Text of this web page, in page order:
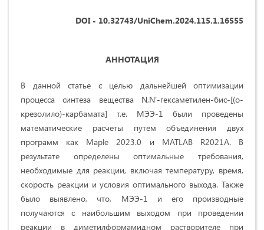
DOI - 10.32743/UniChem.2024.115.1.16555
АННОТАЦИЯ
В данной статье с целью дальнейшей оптимизации
процесса синтеза вещества N,N'-гексаметилен-бис-[(о-
крезолило)-карбамата] т.е. МЭЭ-1 были проведены
математические расчеты путем объединения двух
программ как Maple 2023.0 и MATLAB R2021A. В
результате определены оптимальные требования,
необходимые для реакции, включая температуру, время,
скорость реакции и условия оптимального выхода. Также
было выявлено, что, МЭЭ-1 и его производные
получаются с наибольшим выходом при проведении
реакции в диметилформамидном растворителе при